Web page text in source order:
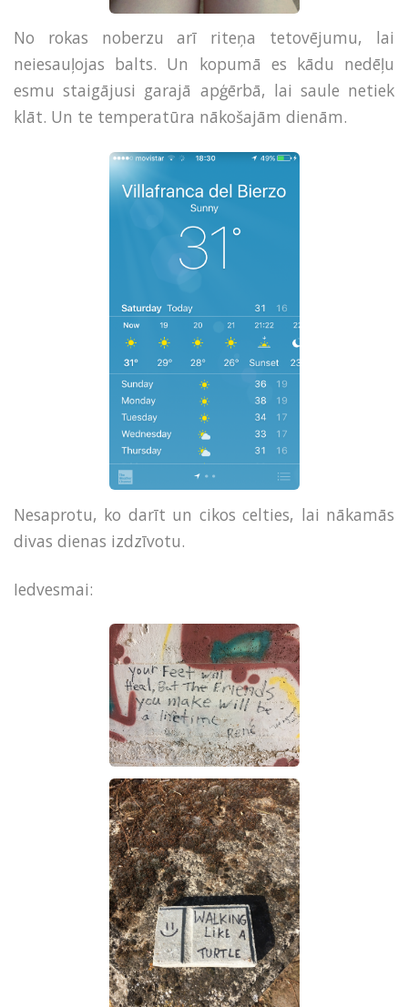
No rokas noberzu arī riteņa tetovējumu, lai
neiesauļojas balts. Un kopumā es kādu nedēļu
esmu staigājusi garajā apģērbā, lai saule netiek
klāt. Un te temperatūra nākošajām dienām.
Nesaprotu, ko darīt un cikos celties, lai nākamās
divas dienas izdzīvotu.
Iedvesmai: